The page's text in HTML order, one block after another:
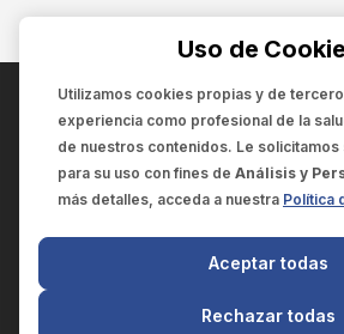
ENCUÉNTRANOS
SCIENCELINK
SCILINK COMUNICACIÓN
Uso de
Utilizamos cookies propias y de
experiencia como profesional de la
de nuestros contenidos. Le solicitamos
para su uso con fines de Análisis y
más detalles, acceda a nuestra Política
Rechazar todas
Aceptar todas